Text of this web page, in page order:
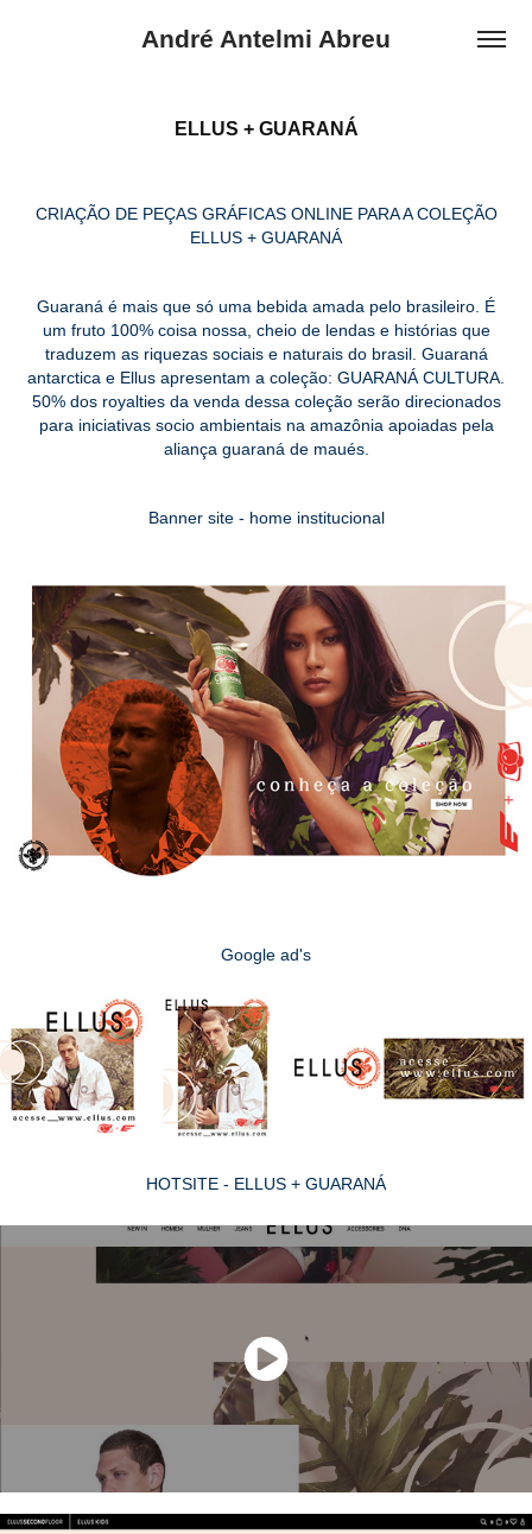
André Antelmi Abreu
ELLUS + GUARANÁ
CRIAÇÃO DE PEÇAS GRÁFICAS ONLINE PARA A COLEÇÃO
ELLUS + GUARANÁ
Guaraná é mais que só uma bebida amada pelo brasileiro. É
um fruto 100% coisa nossa, cheio de lendas e histórias que
traduzem as riquezas sociais e naturais do brasil. Guaraná
antarctica e Ellus apresentam a coleção: GUARANÁ CULTURA.
50% dos royalties da venda dessa coleção serão direcionados
para iniciativas socio ambientais na amazônia apoiadas pela
aliança guaraná de maués.
Banner site - home institucional
Google ad's
HOTSITE - ELLUS + GUARANÁ